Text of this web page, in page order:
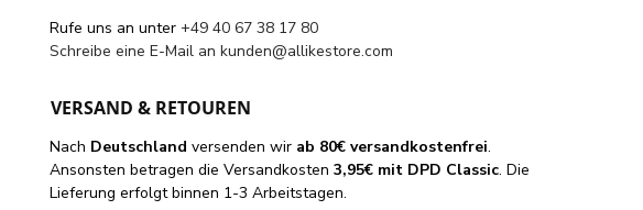
Rufe uns an unter+49 40 67 38 17 80
Schreibe eine E-Mail ankunden@allikestore.com
VERSAND & RETOUREN
Nach Deutschland versenden wir ab 80€ versandkostenfrei.
Ansonsten betragen die Versandkosten3,95€ mit DPD Classic. Die
Lieferung erfolgt binnen 1-3 Arbeitstagen.